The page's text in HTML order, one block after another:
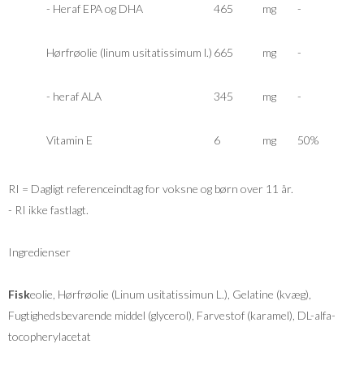
- Heraf EPA og DHA 465 mg -
Hørfrøolie (linum usitatissimum l.) 665 mg -
- heraf ALA 345 mg -
Vitamin E 6 mg 50%
RI = Dagligt referenceindtag for voksne og børn over 11 år.
- RI ikke fastlagt.
Ingredienser
Fiskeolie, Hørfrøolie (Linum usitatissimun L.), Gelatine (kvæg),
Fugtighedsbevarende middel (glycerol), Farvestof (karamel), DL-alfa-
tocopherylacetat